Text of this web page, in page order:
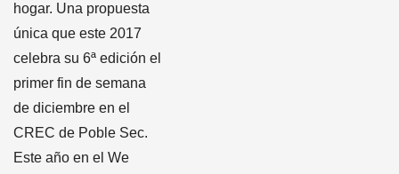
hogar. Una propuesta
única que este 2017
celebra su 6ª edición el
primer fin de semana
de diciembre en el
CREC de Poble Sec.
Este año en el We